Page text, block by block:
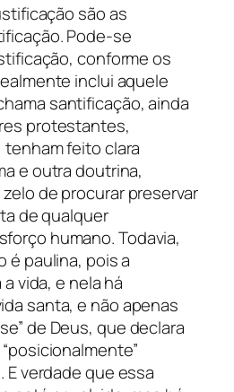
são as
Pode-se
conforme os
inclui aquele
santificação, ainda
protestantes,
feito clara
e outra doutrina,
de procurar preservar
de qualquer
humano. Todavia,
é paulina, pois a
vida, e nela há
santa, e não apenas
de Deus, que declara
verdade que essa